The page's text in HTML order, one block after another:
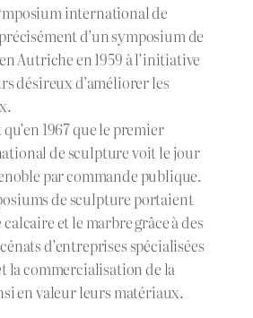
international de
d’un symposium de
Autriche en 1959 à l’initiative
désireux d’améliorer les
qu’en 1967 que le premier
de sculpture voit le jour
par commande publique.
de sculpture portaient
et le marbre grâce à des
d’entreprises spécialisées
la commercialisation de la
en valeur leurs matériaux.